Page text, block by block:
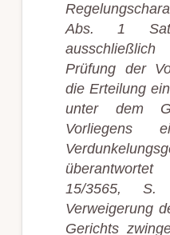
Abs. 1
Prüfung der
die Erteilung
unter dem
Vorliegens
15/3565,
Verweigerung
Gerichts